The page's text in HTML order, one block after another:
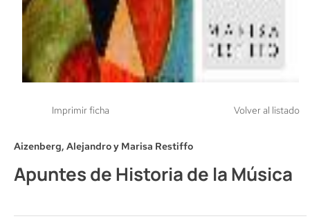
Imprimir ficha Volver al listado
Aizenberg, Alejandro y Marisa Restiffo
Apuntes de Historia de la Música